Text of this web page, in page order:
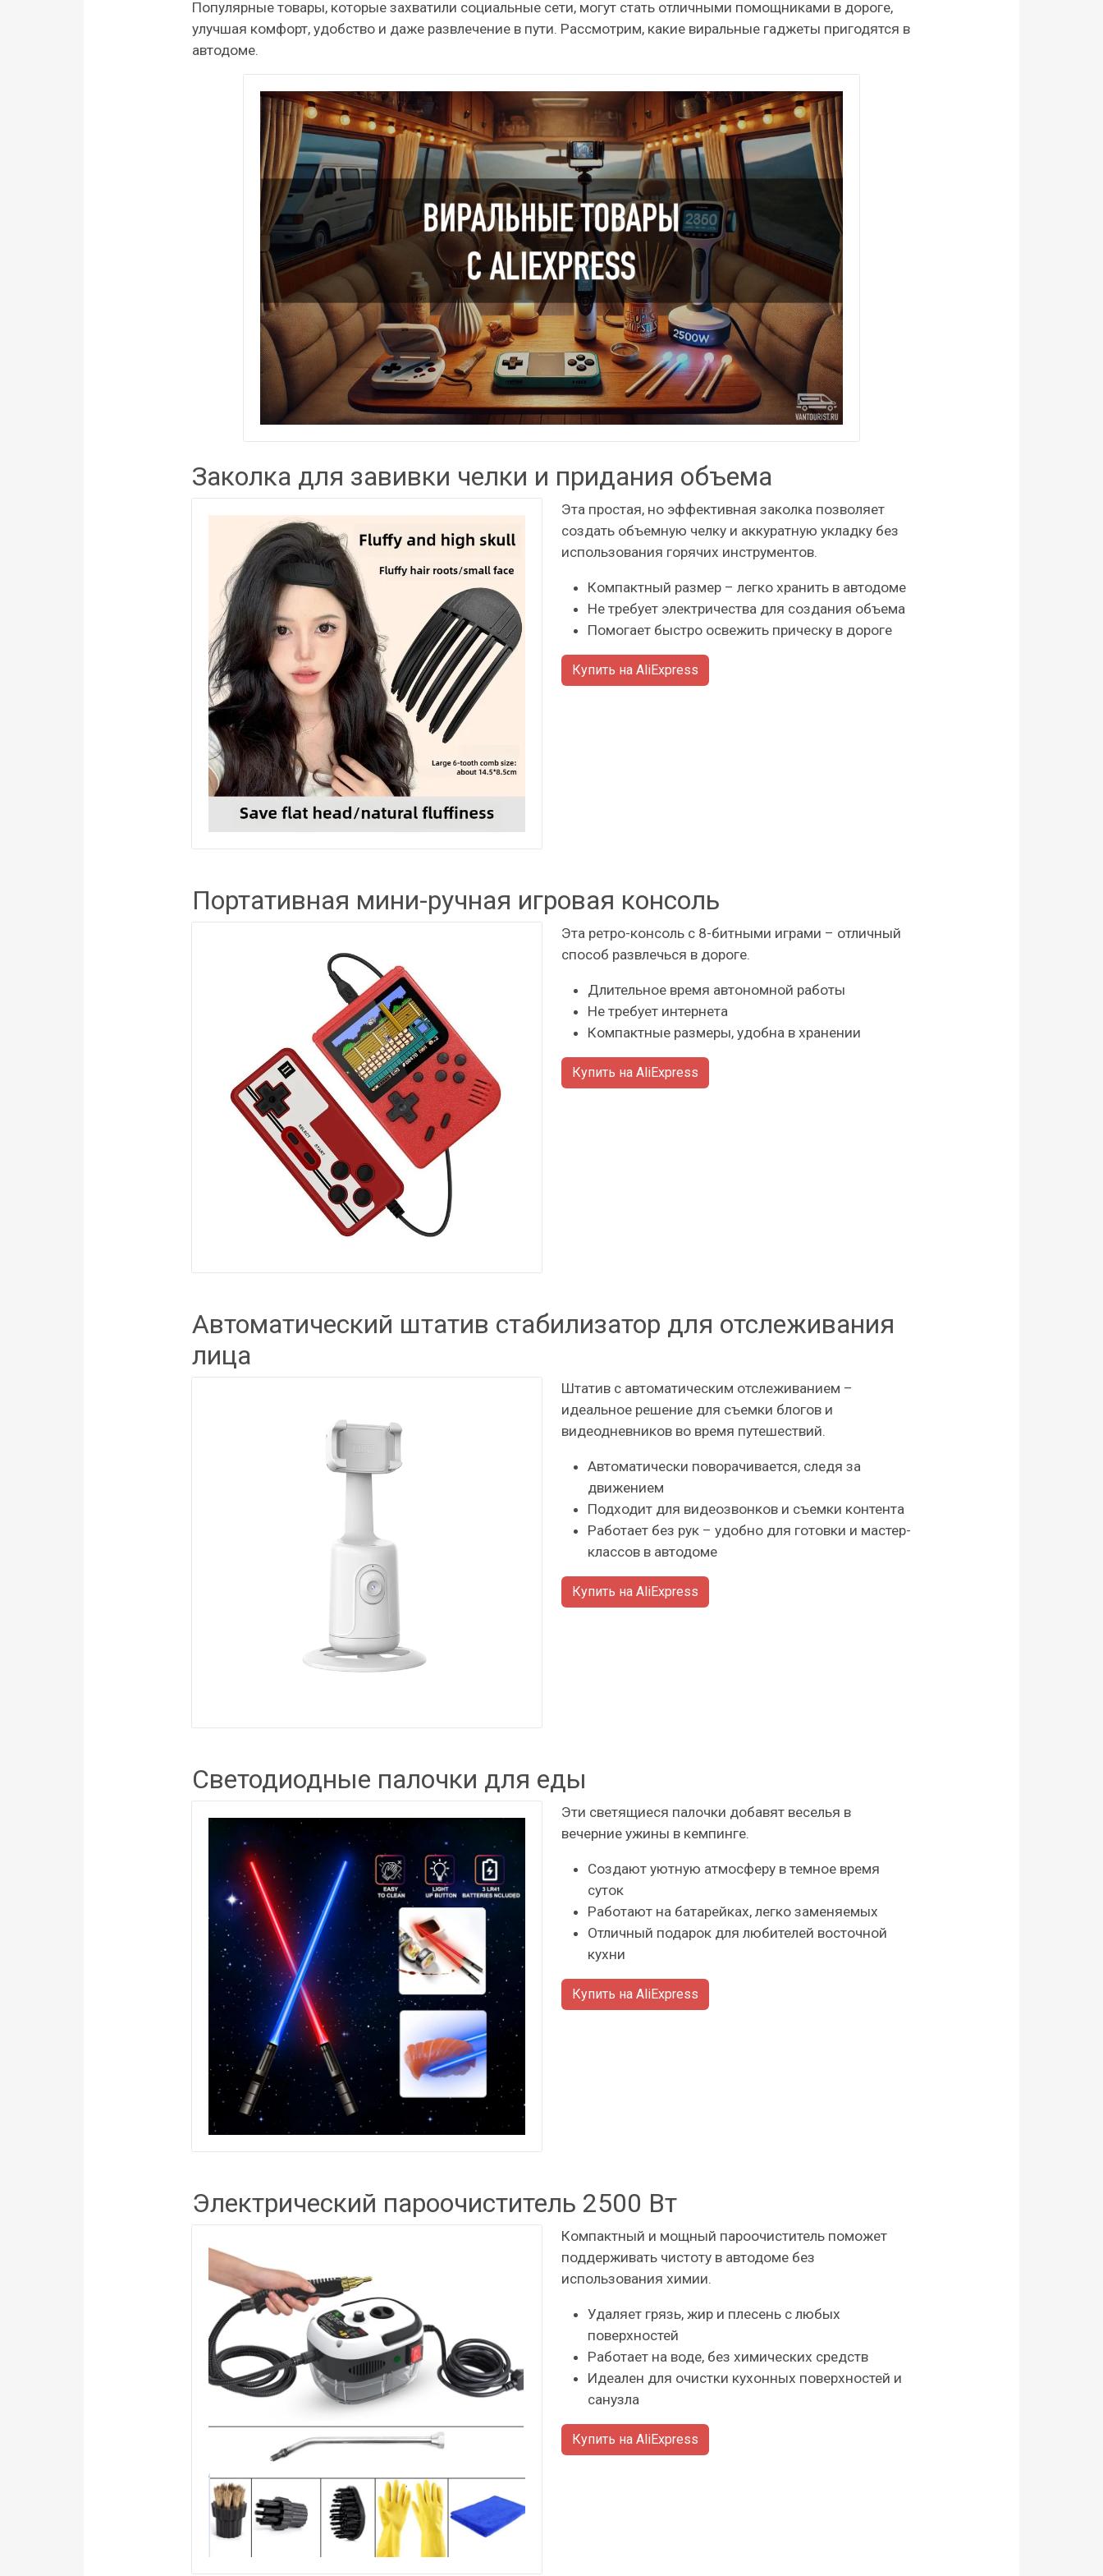
Популярные товары, которые захватили социальные сети, могут стать отличными помощниками в дороге,
улучшая комфорт, удобство и даже развлечение в пути. Рассмотрим, какие виральные гаджеты пригодятся в
автодоме.
Заколка для завивки челки и придания объема
Эта простая, но эффективная заколка позволяет
создать объемную челку и аккуратную укладку без
использования горячих инструментов.
Компактный размер – легко хранить в автодоме
Не требует электричества для создания объема
Помогает быстро освежить прическу в дороге
Купить на AliExpress
Портативная мини-ручная игровая консоль
Эта ретро-консоль с 8-битными играми – отличный
способ развлечься в дороге.
Длительное время автономной работы
Не требует интернета
Компактные размеры, удобна в хранении
Купить на AliExpress
Автоматический штатив стабилизатор для отслеживания
лица
Штатив с автоматическим отслеживанием –
идеальное решение для съемки блогов и
видеодневников во время путешествий.
Автоматически поворачивается, следя за
движением
Подходит для видеозвонков и съемки контента
Работает без рук – удобно для готовки и мастер-
классов в автодоме
Купить на AliExpress
Светодиодные палочки для еды
Эти светящиеся палочки добавят веселья в
вечерние ужины в кемпинге.
Создают уютную атмосферу в темное время
суток
Работают на батарейках, легко заменяемых
Отличный подарок для любителей восточной
кухни
Купить на AliExpress
Электрический пароочиститель 2500 Вт
Компактный и мощный пароочиститель поможет
поддерживать чистоту в автодоме без
использования химии.
Удаляет грязь, жир и плесень с любых
поверхностей
Работает на воде, без химических средств
Идеален для очистки кухонных поверхностей и
санузла
Купить на AliExpress